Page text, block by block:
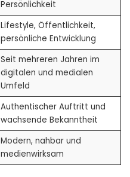
Persönlichkeit
Lifestyle, Öffentlichkeit,
persönliche Entwicklung
Seit mehreren Jahren im
digitalen und medialen
Umfeld
Authentischer Auftritt und
wachsende Bekanntheit
Modern, nahbar und
medienwirksam